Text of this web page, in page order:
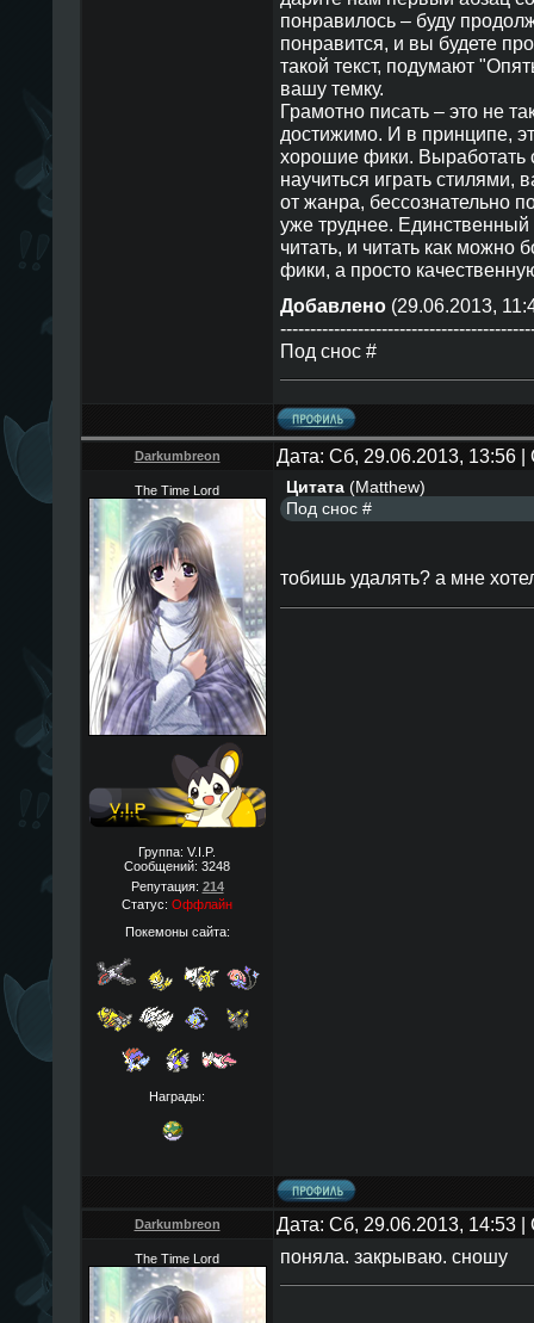
понравилось – буду
понравится, и вы будете
такой текст, подумают
вашу темку.
Грамотно писать – это не
достижимо. И в принципе,
хорошие фики. Выработать
научиться играть стилями,
от жанра, бессознательно
уже труднее.
читать, и читать как можно
фики, а просто
Добавлено(29.06.2013,
Под снос #
Darkumbreon Дата: Сб, 29.06.2013, 13:56
The Time Lord
Группа: V.I.P.
Сообщений: 3248
Репутация: 214
Статус: Оффлайн
Покемоны сайта:
Награды:
Цитата(Matthew)
Под снос #
тобишь удалять? а мне
Darkumbreon Дата: Сб, 29.06.2013, 14:53
The Time Lord поняла. закрываю. сношу